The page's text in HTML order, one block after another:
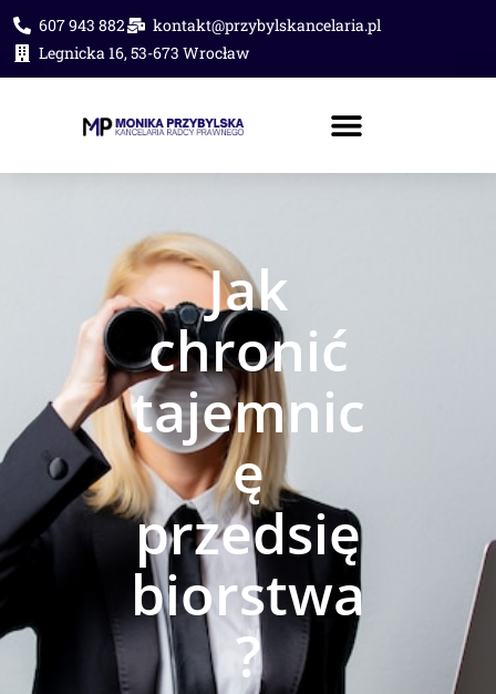
607 943 882
kontakt@przybylskancelaria.pl
Legnicka 16, 53-673 Wrocław
Jak
chronić
tajemnic
ę
przedsię
biorstwa
?